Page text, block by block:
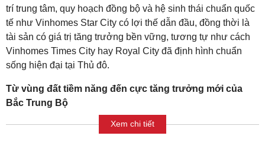
trí trung tâm, quy hoạch đồng bộ và hệ sinh thái chuẩn quốc
tế như Vinhomes Star City có lợi thế dẫn đầu, đồng thời là
tài sản có giá trị tăng trưởng bền vững, tương tự như cách
Vinhomes Times City hay Royal City đã định hình chuẩn
sống hiện đại tại Thủ đô.
Từ vùng đất tiềm năng đến cực tăng trưởng mới của
Bắc Trung Bộ
Xem chi tiết